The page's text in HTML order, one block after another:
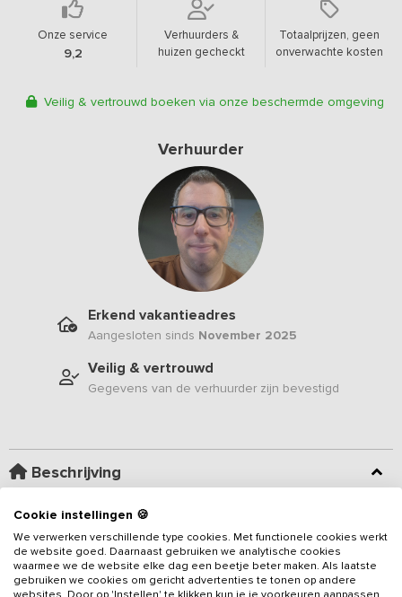
Onze service
9,2
Verhuurders &
huizen gecheckt
Totaalprijzen, geen
onverwachte kosten
Veilig & vertrouwd boeken via onze beschermde omgeving
Verhuurder
Erkend vakantieadres
Aangesloten sinds November 2025
Veilig & vertrouwd
Gegevens van de verhuurder zijn bevestigd
Beschrijving
In het groene noorden van Belgisch-Limburg, nabij bossen en
heide, ligt dit vakantieadres voor 12 personen. De
bovenverdieping van een ruime woning is volledig privé en heeft
een eigen entree, waardoor je volop geniet van privacy. De grote
ramen zorgen dat de leefruimtes baden in een zee van licht en
Cookie instellingen 🍪
We verwerken verschillende type cookies. Met functionele cookies werkt
de website goed. Daarnaast gebruiken we analytische cookies
waarmee we de website elke dag een beetje beter maken. Als laatste
gebruiken we cookies om gericht advertenties te tonen op andere
websites. Door op 'Instellen' te klikken kun je je voorkeuren aanpassen.